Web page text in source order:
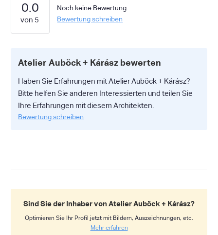
0.0
Noch keine Bewertung.
Bewertung schreiben
Atelier Auböck + Kárász bewerten
Haben Sie Erfahrungen mit Atelier Auböck + Kárász?
Bitte helfen Sie anderen Interessierten und teilen Sie
Ihre Erfahrungen mit diesem Architekten.
Bewertung schreiben
Sind Sie der Inhaber von Atelier Auböck + Kárász?
Optimieren Sie Ihr Profil jetzt mit Bildern, Auszeichnungen, etc.
Mehr erfahren